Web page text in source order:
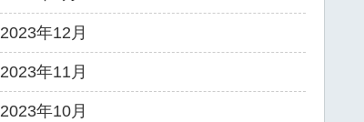
2023年12月
2023年11月
2023年10月